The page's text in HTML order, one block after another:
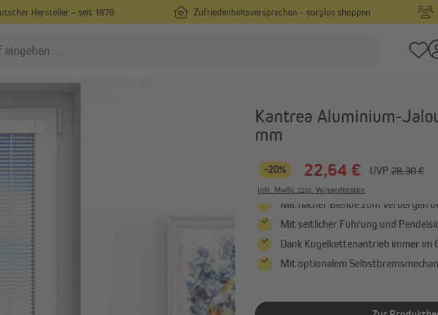
Hersteller – seit 1878 Zufriedenheitsversprechen – sorglos shoppen
Plissees nach Maß
Plissees in Standardgrößen
Plissees ohne Bohren
Alle anzeigen
Rollos nach Maß
Rollos ohne Bohren
Jalousien
Alu-
Gardinen & Vorhänge
Vorhänge nach Maß
Vorhänge in Standardgrößen
Gardinenstangen & Zubehör
Kantrea Aluminium-
mm
-20% 22,64 € UVP 28,30 €
Inkl. MwSt. zzgl. Versandkosten
Mit flacher Blende zum Verbergen
Mit seitlicher Führung und
Dank Kugelkettenantrieb immer im
Mit optionalem